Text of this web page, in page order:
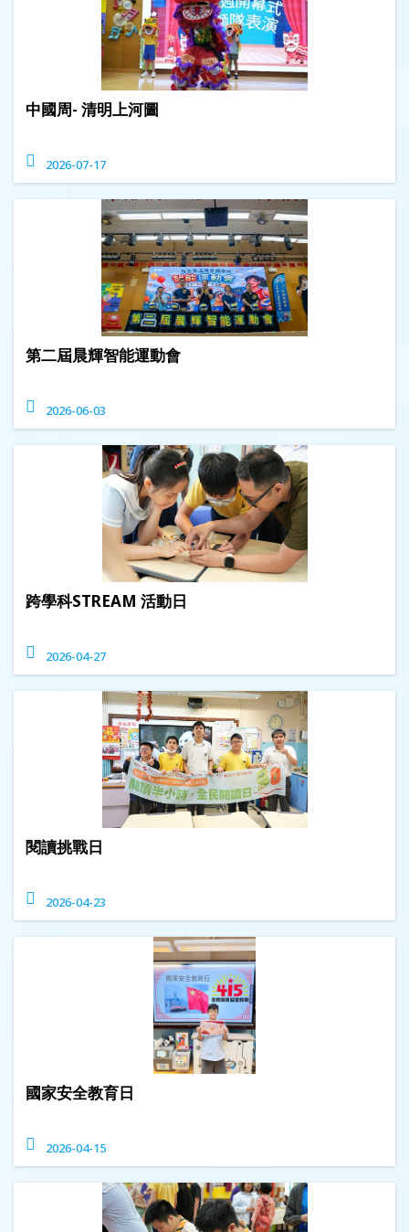
中國周- 清明上河圖
2026-07-17
第二屆晨輝智能運動會
2026-06-03
跨學科STREAM 活動日
2026-04-27
閱讀挑戰日
2026-04-23
國家安全教育日
2026-04-15